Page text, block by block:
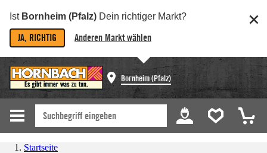
Ist Bornheim (Pfalz) Dein richtiger Markt?
JA, RICHTIG Anderen Markt wählen
Bornheim (Pfalz)
Startseite